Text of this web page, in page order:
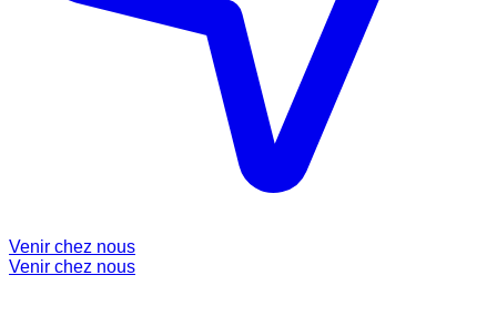
Venir chez nous
Venir chez nous